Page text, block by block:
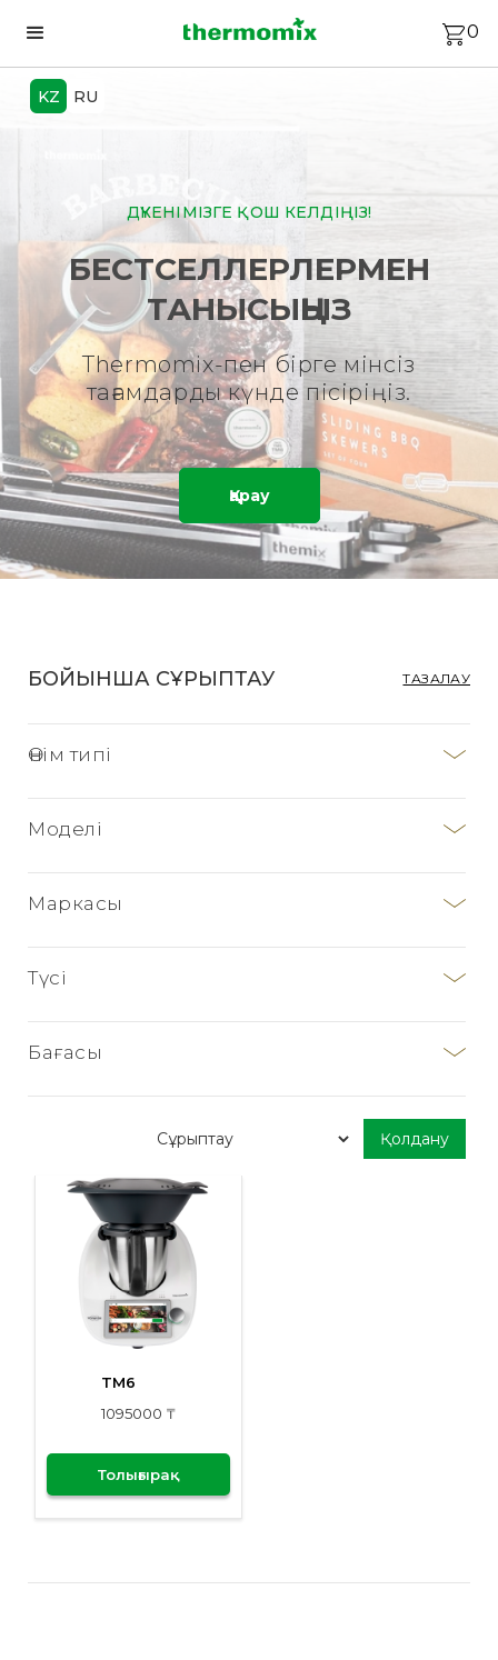
0
KZ RU
ДҮКЕНІМІЗГЕ ҚОШ КЕЛДІҢІЗ!
БЕСТСЕЛЛЕРЛЕРМЕН
ТАНЫСЫҢЫЗ
Thermomix-пен бірге мінсіз
тағамдарды күнде пісіріңіз.
Қарау
БОЙЫНША СҰРЫПТАУ ТАЗАЛАУ
Өнім типі
Моделі
TM31
TM5
Маркасы
Түсі
Бағасы
TM6
1095000 ₸
Толығырақ